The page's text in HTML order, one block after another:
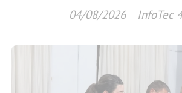
InfoTec
04/08/2026